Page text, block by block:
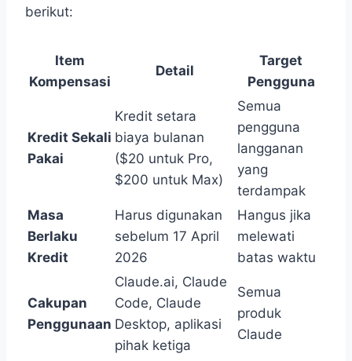
berikut:
Item
Kompensasi
Detail
Target
Pengguna
Kredit Sekali
Pakai
Kredit setara
biaya bulanan
($20 untuk Pro,
$200 untuk Max)
Semua
pengguna
langganan
yang
terdampak
Masa
Berlaku
Kredit
Harus digunakan
sebelum 17 April
2026
Hangus jika
melewati
batas waktu
Cakupan
Penggunaan
Claude.ai, Claude
Code, Claude
Desktop, aplikasi
pihak ketiga
Semua
produk
Claude